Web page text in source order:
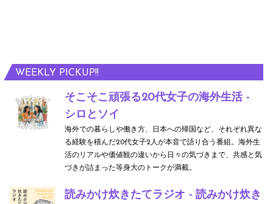
WEEKLY PICKUP!!
そこそこ頑張る20代女子の海外生活 -
シロとソイ
海外での暮らしや働き方、日本への帰国など、それぞれ異な
る経験を積んだ20代女子2人が本音で語り合う番組。海外生
活のリアルや価値観の違いから日々の気づきまで、共感と気
づきが詰まった等身大のトークが満載。
読みかけ炊きたてラジオ - 読みかけ炊き